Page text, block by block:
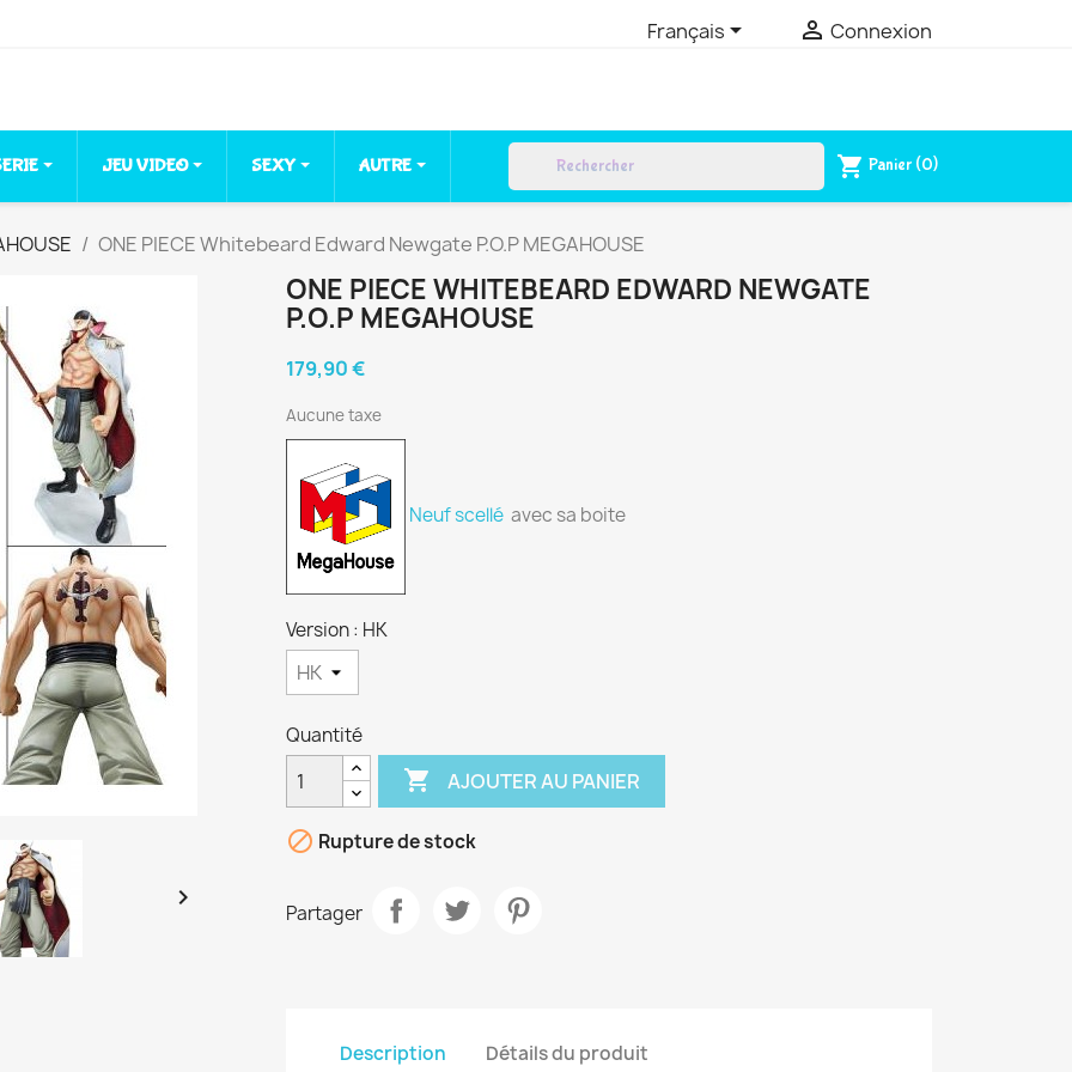
Français  Connexion
JEU VIDEO SEXY AUTRE shopping_cart Panier (0)
ONE PIECE Whitebeard Edward Newgate P.O.P MEGAHOUSE

ONE PIECE WHITEBEARD EDWARD NEWGATE
P.O.P MEGAHOUSE
179,90 €
Aucune taxe
Neuf scellé avec sa boite
Version : HK
Quantité
 AJOUTER AU PANIER
 Rupture de stock
Partager
Description Détails du produit